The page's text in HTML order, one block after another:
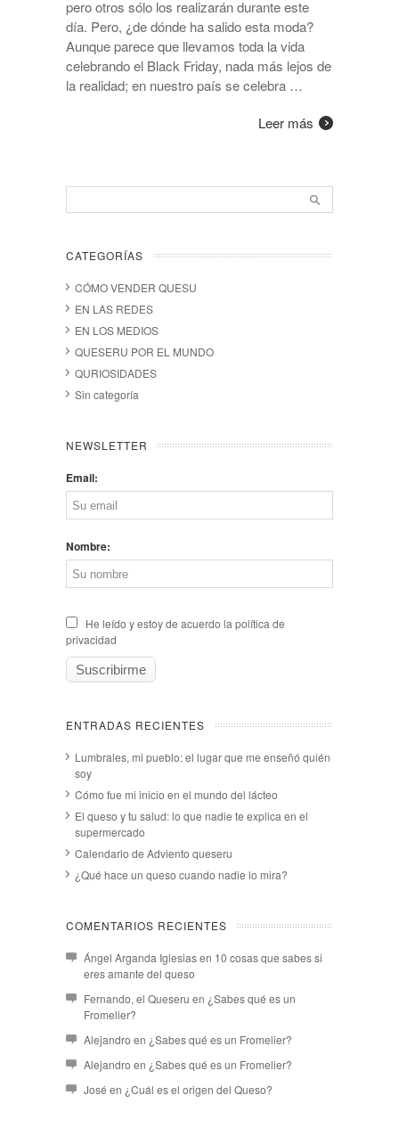
pero otros sólo los realizarán durante este
día. Pero, ¿de dónde ha salido esta moda?
Aunque parece que llevamos toda la vida
celebrando el Black Friday, nada más lejos de
la realidad; en nuestro país se celebra …
Leer más
CATEGORÍAS
CÓMO VENDER QUESU
EN LAS REDES
EN LOS MEDIOS
QUESERU POR EL MUNDO
QURIOSIDADES
Sin categoría
NEWSLETTER
Email:
Nombre:
He leído y estoy de acuerdo la política de
privacidad
ENTRADAS RECIENTES
Lumbrales, mi pueblo: el lugar que me enseñó quién
soy
Cómo fue mi inicio en el mundo del lácteo
El queso y tu salud: lo que nadie te explica en el
supermercado
Calendario de Adviento queseru
¿Qué hace un queso cuando nadie lo mira?
COMENTARIOS RECIENTES
Ángel Arganda Iglesiasen 10 cosas que sabes si
eres amante del queso
Fernando, el Queseru en ¿Sabes qué es un
Fromelier?
Alejandro en ¿Sabes qué es un Fromelier?
Alejandro en ¿Sabes qué es un Fromelier?
José en ¿Cuál es el origen del Queso?